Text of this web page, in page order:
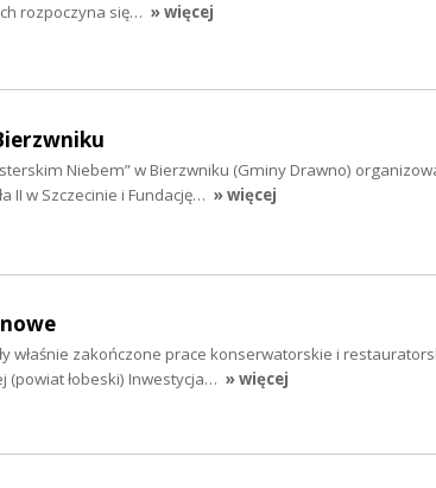
rozpoczyna się… » więcej
Niebem” w Bierzwniku (Gminy Drawno)
II w Szczecinie i Fundację… » więcej
właśnie zakończone prace konserwatorskie i
(powiat łobeski) Inwestycja… » więcej